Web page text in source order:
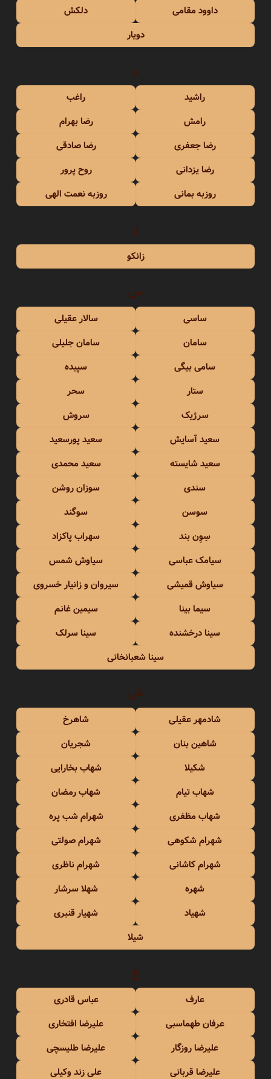
داوود مقامی
دلکش
دویار
ر
راشید
راغب
رامش
رضا بهرام
رضا جعفری
رضا صادقی
رضا یزدانی
روح پرور
روزبه بمانی
روزبه نعمت الهی
ز
زانکو
س
ساسی
سالار عقیلی
سامان
سامان جلیلی
سامی بیگی
سپیده
ستار
سحر
سرژیک
سروش
سعید آسایش
سعید پورسعید
سعید شایسته
سعید محمدی
سندی
سوزان روشن
سوسن
سوگند
سِوِن بند
سهراب پاکزاد
سیامک عباسی
سیاوش شمس
سیاوش قمیشی
سیروان و زانیار خسروی
سیما بینا
سیمین غانم
سینا درخشنده
سینا سرلک
سینا شعبانخانی
ش
شادمهر عقیلی
شاهرخ
شاهین بنان
شجریان
شکیلا
شهاب بخارایی
شهاب تیام
شهاب رمضان
شهاب مظفری
شهرام شب پره
شهرام شکوهی
شهرام صولتی
شهرام کاشانی
شهرام ناظری
شهره
شهلا سرشار
شهیاد
شهیار قنبری
شیلا
ع
عارف
عباس قادری
عرفان طهماسبی
علیرضا افتخاری
علیرضا روزگار
علیرضا طلیسچی
علیرضا قربانی
علی زند وکیلی